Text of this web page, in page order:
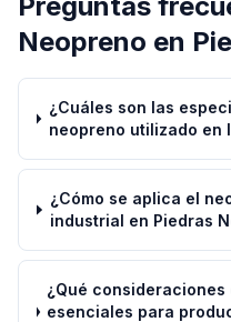
Neopreno en
¿Cuáles son las
neopreno utilizado en
¿Cómo se aplica el
industrial en Piedras
¿Qué
esenciales para